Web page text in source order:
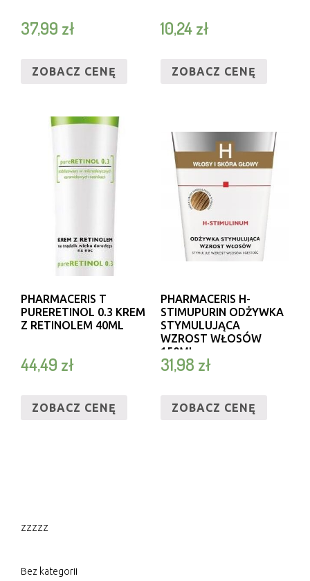
37,99 zł
ZOBACZ CENĘ
10,24zł
ZOBACZ CENĘ
PHARMACERIS T
PURERETINOL 0.3 KREM
Z RETINOLEM 40ML
44,49 zł
ZOBACZ CENĘ
PHARMACERIS H-
STIMUPURIN ODŻYWKA
STYMULUJĄCA
WZROST WŁOSÓW
150ML
31,98 zł
ZOBACZ CENĘ
zzzzz
Bez kategorii